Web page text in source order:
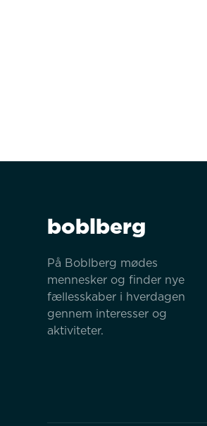
boblberg
På Boblberg mødes
mennesker og finder nye
fællesskaber i hverdagen
gennem interesser og
aktiviteter.